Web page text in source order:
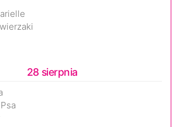
28 sierpnia